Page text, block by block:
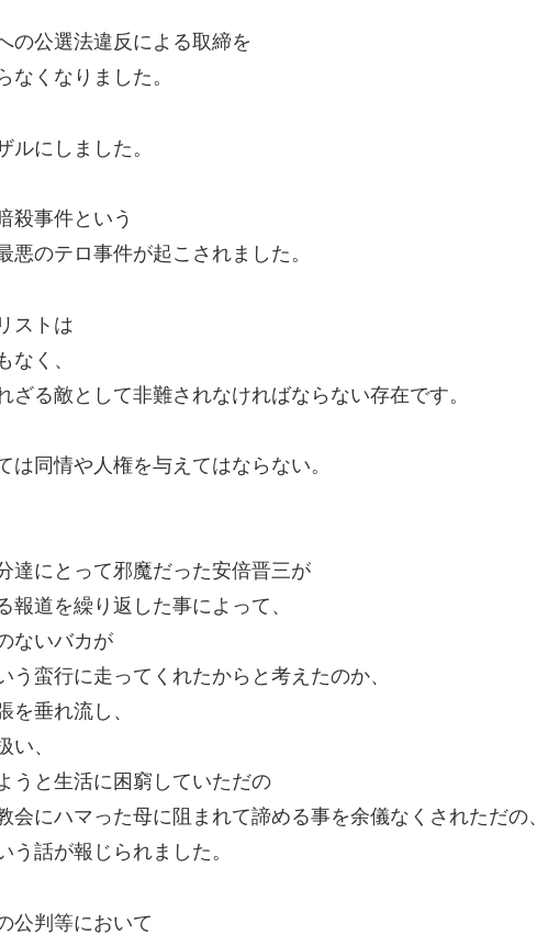
の公選法違反による取締を
くなりました。
ルにしました。
殺事件という
悪のテロ事件が起こされました。
ストは
なく、
ざる敵として非難されなければならない存在です。
同情や人権を与えてはならない。
達にとって邪魔だった安倍晋三が
道を繰り返した事によって、
ないバカが
う蛮行に走ってくれたからと考えたのか、
を垂れ流し、
い、
うと生活に困窮していただの
会にハマった母に阻まれて諦める事を余儀なくされただの、
う話が報じられました。
公判等において